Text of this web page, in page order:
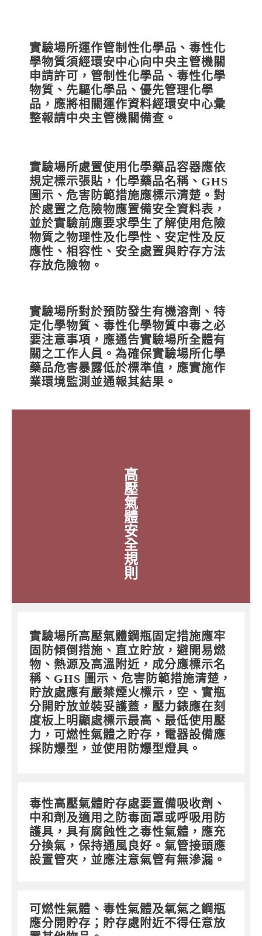
實驗場所運作管制性化學品、毒性化
學物質須經環安中心向中央主管機關
申請許可，管制性化學品、毒性化學
物質、先驅化學品、優先管理化學
品，應將相關運作資料經環安中心彙
整報請中央主管機關備查。
實驗場所處置使用化學藥品容器應依
規定標示張貼，化學藥品名稱、GHS
圖示、危害防範措施應標示清楚。對
於處置之危險物應置備安全資料表，
並於實驗前應要求學生了解使用危險
物質之物理性及化學性、安定性及反
應性、相容性、安全處置與貯存方法
存放危險物。
實驗場所對於預防發生有機溶劑、特
定化學物質、毒性化學物質中毒之必
要注意事項，應通告實驗場所全體有
關之工作人員。為確保實驗場所化學
藥品危害暴露低於標準值，應實施作
業環境監測並通報其結果。
高
壓
氣
體
安
全
規
則
實驗場所高壓氣體鋼瓶固定措施應牢
固防傾倒措施、直立貯放，避開易燃
物、熱源及高溫附近，成分應標示名
稱、GHS 圖示、危害防範措施清楚，
貯放處應有嚴禁煙火標示，空、實瓶
分開貯放並裝妥護蓋，壓力錶應在刻
度板上明顯處標示最高、最低使用壓
力，可燃性氣體之貯存，電器設備應
採防爆型，並使用防爆型燈具。
毒性高壓氣體貯存處要置備吸收劑、
中和劑及適用之防毒面罩或呼吸用防
護具，具有腐蝕性之毒性氣體，應充
分換氣，保持通風良好。氣管接頭應
設置管夾，並應注意氣管有無滲漏。
可燃性氣體、毒性氣體及氧氣之鋼瓶
應分開貯存；貯存處附近不得任意放